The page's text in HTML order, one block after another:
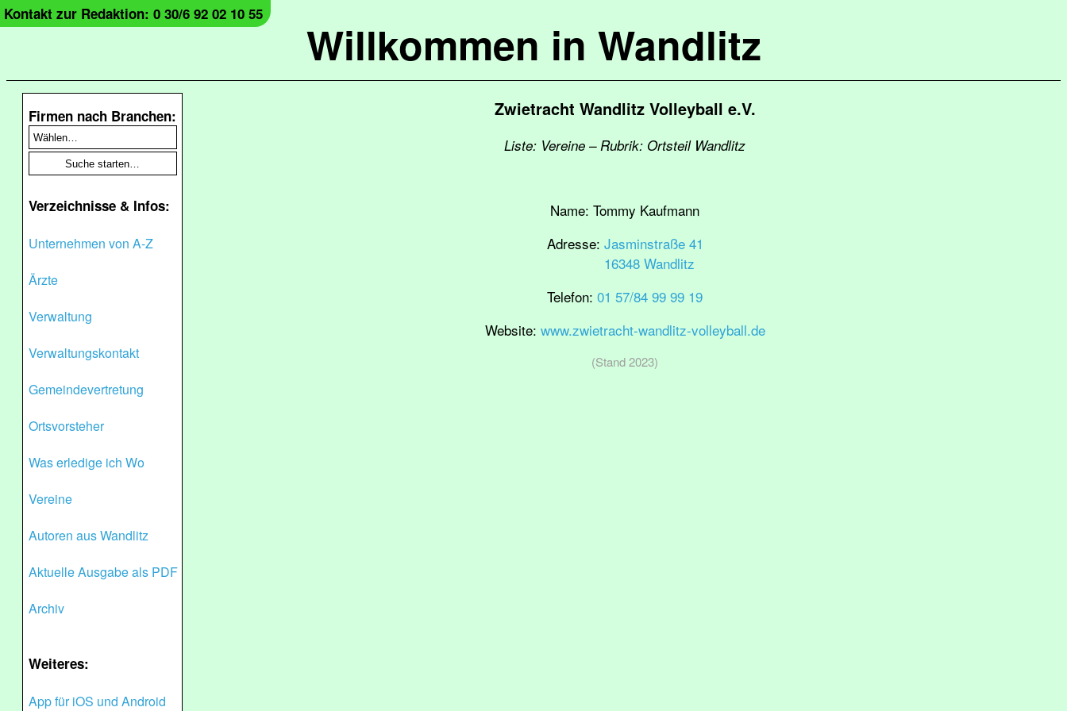
Willkommen in Wandlitz
Kontakt zur Redaktion: 0 30/6 92 02 10 55
Firmen nach Branchen:
Verzeichnisse & Infos:
Unternehmen von A-Z
Ärzte
Verwaltung
Verwaltungskontakt
Gemeindevertretung
Ortsvorsteher
Was erledige ich Wo
Vereine
Autoren aus Wandlitz
Aktuelle Ausgabe als PDF
Archiv
Weiteres:
App für iOS und Android
Zwietracht Wandlitz Volleyball e.V.
Liste: Vereine – Rubrik: Ortsteil Wandlitz
Name: Tommy Kaufmann
Adresse: Jasminstraße 41
16348 Wandlitz
Telefon: 01 57/84 99 99 19
Website: www.zwietracht-wandlitz-volleyball.de
(Stand 2023)